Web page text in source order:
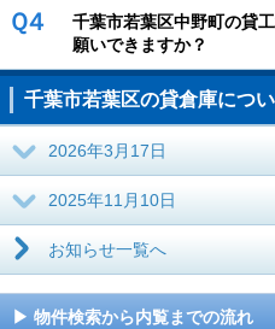
Ｑ４
千葉市若葉区中野町の貸
願いできますか？
千葉市若葉区の貸倉庫につ
2026年3月17日
2025年11月10日
お知らせ一覧へ
物件検索から内覧までの流れ